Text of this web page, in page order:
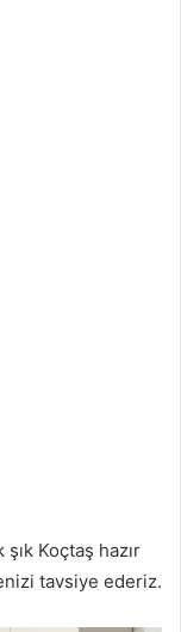
Koçtaş hazır
tavsiye ederiz.